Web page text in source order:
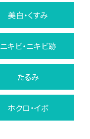
美白・くすみ
ニキビ・ニキビ跡
たるみ
ホクロ・イボ